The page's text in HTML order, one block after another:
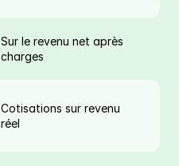
Sur le revenu net après
charges
Cotisations sur revenu
réel